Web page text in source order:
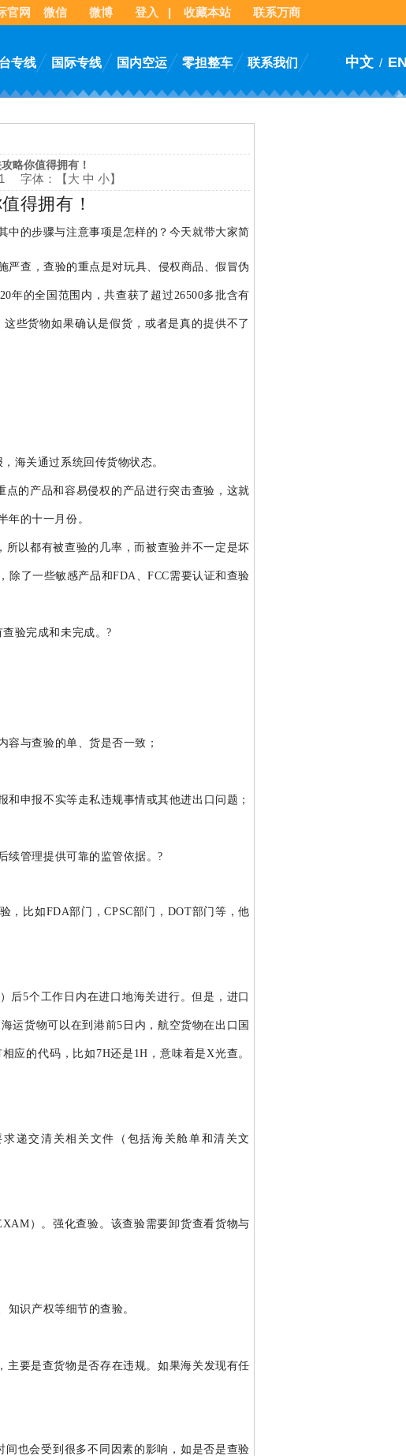
官网 微信 微博 登入 | 收藏本站 联系万商
专线 国际专线 国内空运 零担整车 联系我们 中文 /
略你值得拥有！
字体：【大 中 小】
得拥有！
中的步骤与注意事项是怎样的？今天就带大家简
严查，查验的重点是对玩具、侵权商品、假冒伪
年的全国范围内，共查获了超过26500多批含有
些货物如果确认是假货，或者是真的提供不了
海关通过系统回传货物状态。
的产品和容易侵权的产品进行突击查验，这就
年的十一月份。
以都有被查验的几率，而被查验并不一定是坏
除了一些敏感产品和FDA、FCC需要认证和查验
验完成和未完成。?
容与查验的单、货是否一致；
申报不实等走私违规事情或其他进出口问题；
续管理提供可靠的监管依据。?
，比如FDA部门，CPSC部门，DOT部门等，他
后5个工作日内在进口地海关进行。但是，进口
运货物可以在到港前5日内，航空货物在出口国
应的代码，比如7H还是1H，意味着是X光查。
递交清关相关文件（包括海关舱单和清关文
）。强化查验。该查验需要卸货查看货物与
识产权等细节的查验。
要是查货物是否存在违规。如果海关发现有任
也会受到很多不同因素的影响，如是否是查验